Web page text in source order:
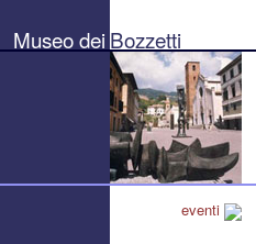
Bozzetti
"Pierluigi
Museo dei Bozzetti
eventi